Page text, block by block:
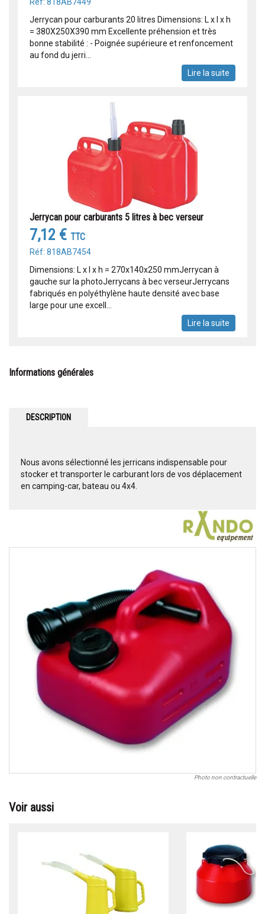
Jerrycan pour carburants 20 litres Dimensions: L x l x h
= 380X250X390 mm Excellente préhension et très
bonne stabilité : - Poignée supérieure et renfoncement
au fond du jerri...
Lire la suite
Jerrycan pour carburants 5 litres à bec verseur
7,12 € TTC
Réf: 818AB7454
Dimensions: L x l x h = 270x140x250 mmJerrycan à
gauche sur la photoJerrycans à bec verseurJerrycans
fabriqués en polyéthylène haute densité avec base
large pour une excell...
Lire la suite
Informations générales
DESCRIPTION
Nous avons sélectionné les jerricans indispensable pour
stocker et transporter le carburant lors de vos déplacement
en camping-car, bateau ou 4x4.
Photo non contractuelle
Voir aussi